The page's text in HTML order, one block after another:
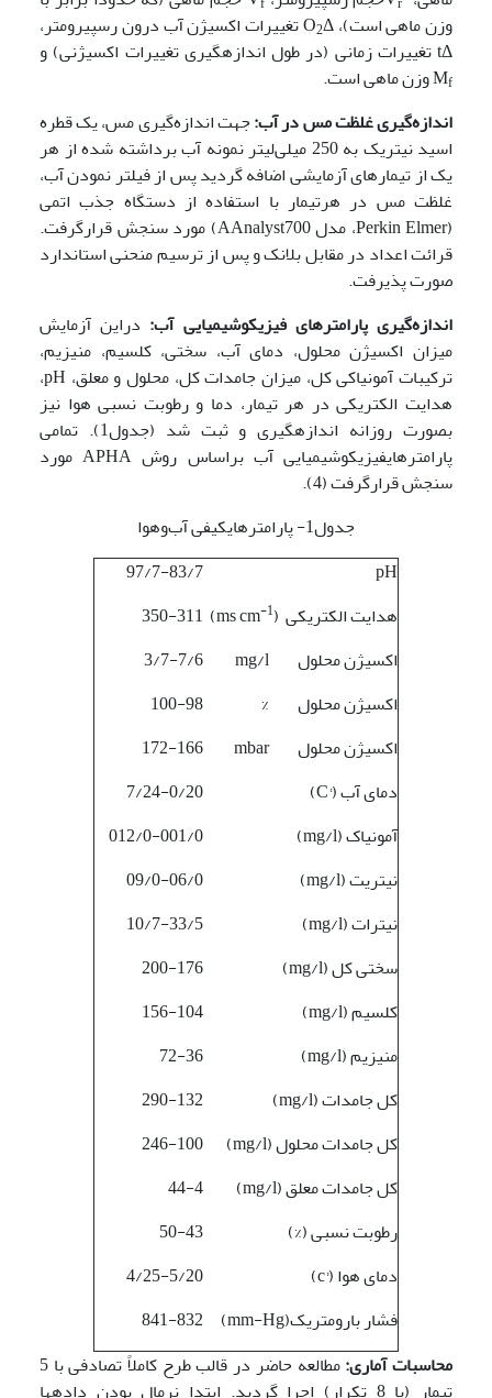
وزن ماهی است)، O­ 2
Δ تغییرات اکسیژن آب درون رسپیرومتر،
tΔ تغییرات زمانی (در طول اندازه­گیری تغییرات اکسیژنی) و
Mf
وزن ماهی است.
اندازه‌گیری غلظت مس در آب:جهت اندازه‌گیری مس، یک قطره
اسید نیتریک به 250 میلی‌لیتر نمونه آب برداشته شده از هر
یک از تیمارهای آزمایشی اضافه گردید پس از فیلتر نمودن آب،
غلظت مس در هرتیمار با استفاده از دستگاه جذب اتمی
(Perkin Elmer، مدل AAnalyst700) مورد سنجش قرارگرفت.
قرائت اعداد در مقابل بلانک و پس از ترسیم منحنی استاندارد
صورت پذیرفت.
اندازه‌گیری پارامتر­های فیزیکوشیمیایی آب: دراین آزمایش
میزان اکسیژن محلول، دمای آب، سختی، کلسیم، منیزیم،
ترکیبات آمونیاکی کل، میزان جامدات کل، محلول و معلق، pH،
هدایت الکتریکی در هر تیمار، دما و رطوبت نسبی هوا نیز
بصورت روزانه اندازه­گیری و ثبت شد (جدول1). تمامی
پارامتر­هایفیزیکوشیمیایی آب براساس روش APHA مورد
سنجش قرارگرفت (4).
جدول1- پارامتر­هایکیفی آب‌وهوا
pH
97/7-83/7
هدایت الکتریکی (ms cm-1
)
350-311
اکسیژن محلول
mg/l
3/7-7/6
اکسیژن محلول
%
100-98
اکسیژن محلول
mbar
172-166
دمای آب (°C)
7/24-0/20
آمونیاک (mg/l)
012/0-001/0
نیتریت (mg/l)
09/0-06/0
نیترات (mg/l)
10/7-33/5
سختی کل (mg/l)
200-176
کلسیم (mg/l)
156-104
منیزیم (mg/l)
72-36
کل جامدات (mg/l)
290-132
کل جامدات محلول (mg/l)
246-100
کل جامدات معلق (mg/l)
44-4
رطوبت نسبی (%)
50-43
دمای هوا (°c)
4/25-5/20
فشار بارومتریک(mm-Hg)
841-832
محاسبات آماری:
مطالعه حاضر در قالب طرح کاملاً تصادفی با 5
تیمار (با 8 تکرار) اجرا گردید. ابتدا نرمال بودن داده­ها